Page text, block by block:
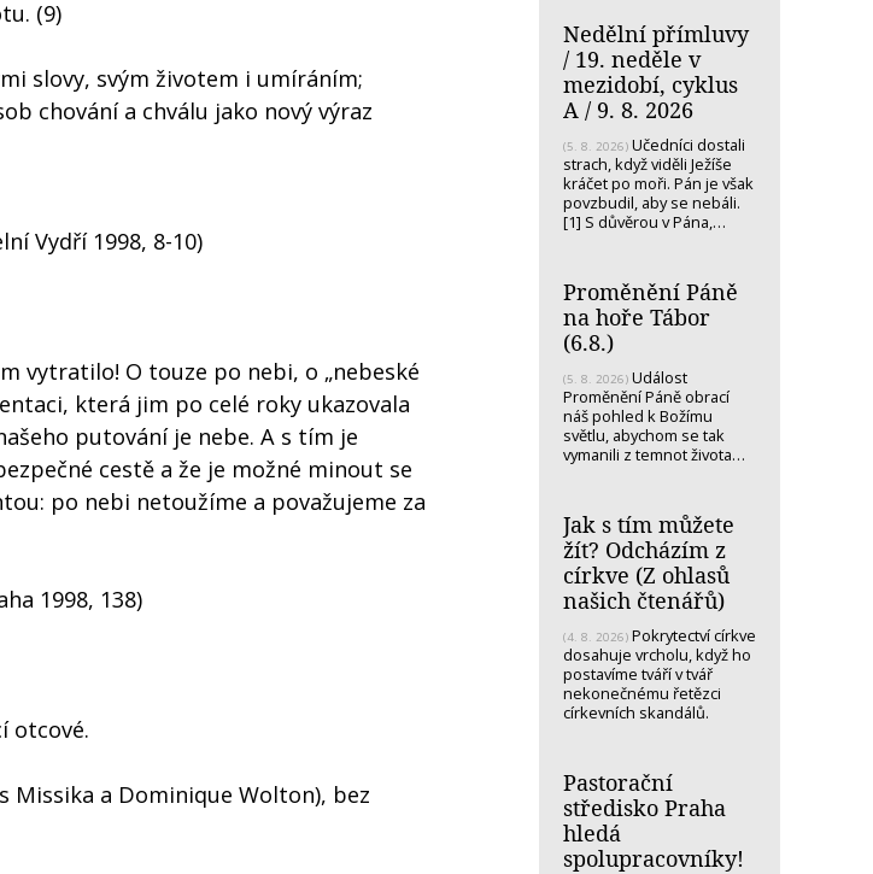
(9)
slovy, svým životem i umíráním;
chování a chválu jako nový výraz
Vydří 1998, 8-10)
vytratilo! O touze po nebi, o „nebeské
která jim po celé roky ukazovala
putování je nebe. A s tím je
cestě a že je možné minout se
po nebi netoužíme a považujeme za
1998, 138)
otcové.
Missika a Dominique Wolton), bez
Nedělní přímluvy
/ 19. neděle v
mezidobí, cyklus
A / 9. 8. 2026
(5. 8. 2026) Učedníci dostali
strach, když viděli Ježíše
kráčet po moři. Pán je však
povzbudil, aby se nebáli.
[1] S důvěrou v Pána,…
Proměnění Páně
na hoře Tábor
(6.8.)
(5. 8. 2026) Událost
Proměnění Páně obrací
náš pohled k Božímu
světlu, abychom se tak
vymanili z temnot života…
Jak s tím můžete
žít? Odcházím z
církve (Z ohlasů
našich čtenářů)
(4. 8. 2026) Pokrytectví církve
dosahuje vrcholu, když ho
postavíme tváří v tvář
nekonečnému řetězci
církevních skandálů.
Pastorační
středisko Praha
hledá
spolupracovníky!